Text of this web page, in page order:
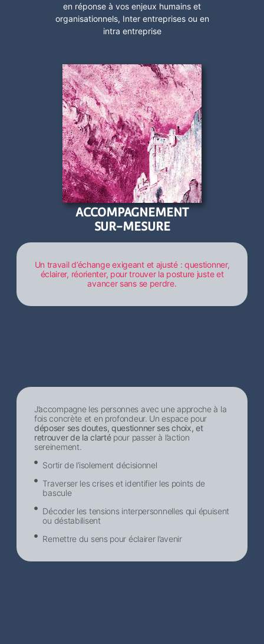
en réponse à vos enjeux humains et
organisationnels, Inter entreprisesou en
intra entreprise
ACCOMPAGNEMENT
SUR-MESURE
Un travail d’échange exigeant et ajusté : questionner,
éclairer, réorienter, pour trouver la posture juste et
avancer sans se perdre.
J’accompagne les personnes avec une approche à la
fois concrète et en profondeur. Un espace pour
déposer ses doutes, questionner ses choix, et
retrouver de la clartépour passer à l’action
sereinement.
Sortir de l’isolement décisionnel​
Traverser les crises et identifier les points de
bascule
Décoder les tensions interpersonnelles qui épuisent
ou déstabilisent
Remettre du sens pour éclairer l’avenir